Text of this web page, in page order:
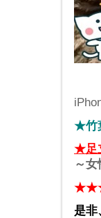
★竹
★足
～
★★★
是非